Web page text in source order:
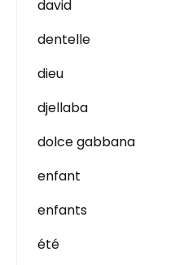
david
dentelle
dieu
djellaba
dolce gabbana
enfant
enfants
été